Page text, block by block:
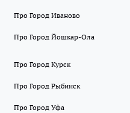
Про Город Иваново
Про Город Йошкар-Ола
Про Город Курск
Про Город Рыбинск
Про Город Уфа